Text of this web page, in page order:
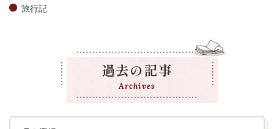
旅行記
過去の記事
Archives